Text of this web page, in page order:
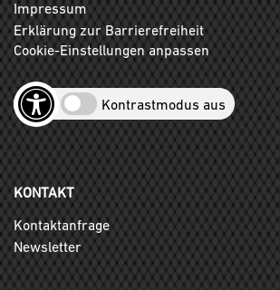
Impressum
Erklärung zur Barrierefreiheit
Cookie-Einstellungen anpassen
Kontrastmodus aus
KONTAKT
Kontaktanfrage
Newsletter